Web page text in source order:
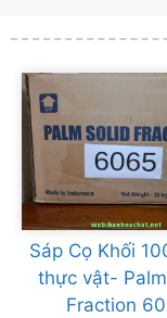
Sáp Cọ Khối
thực vật-
Fraction